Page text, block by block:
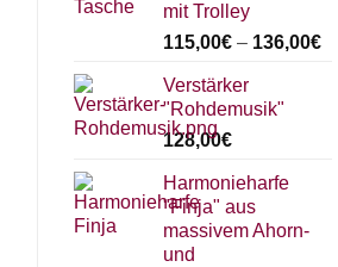
mit Trolley
115,00€– 136,00€
Verstärker
"Rohdemusik"
128,00€
Harmonieharfe
"Finja" aus
massivem Ahorn-
und